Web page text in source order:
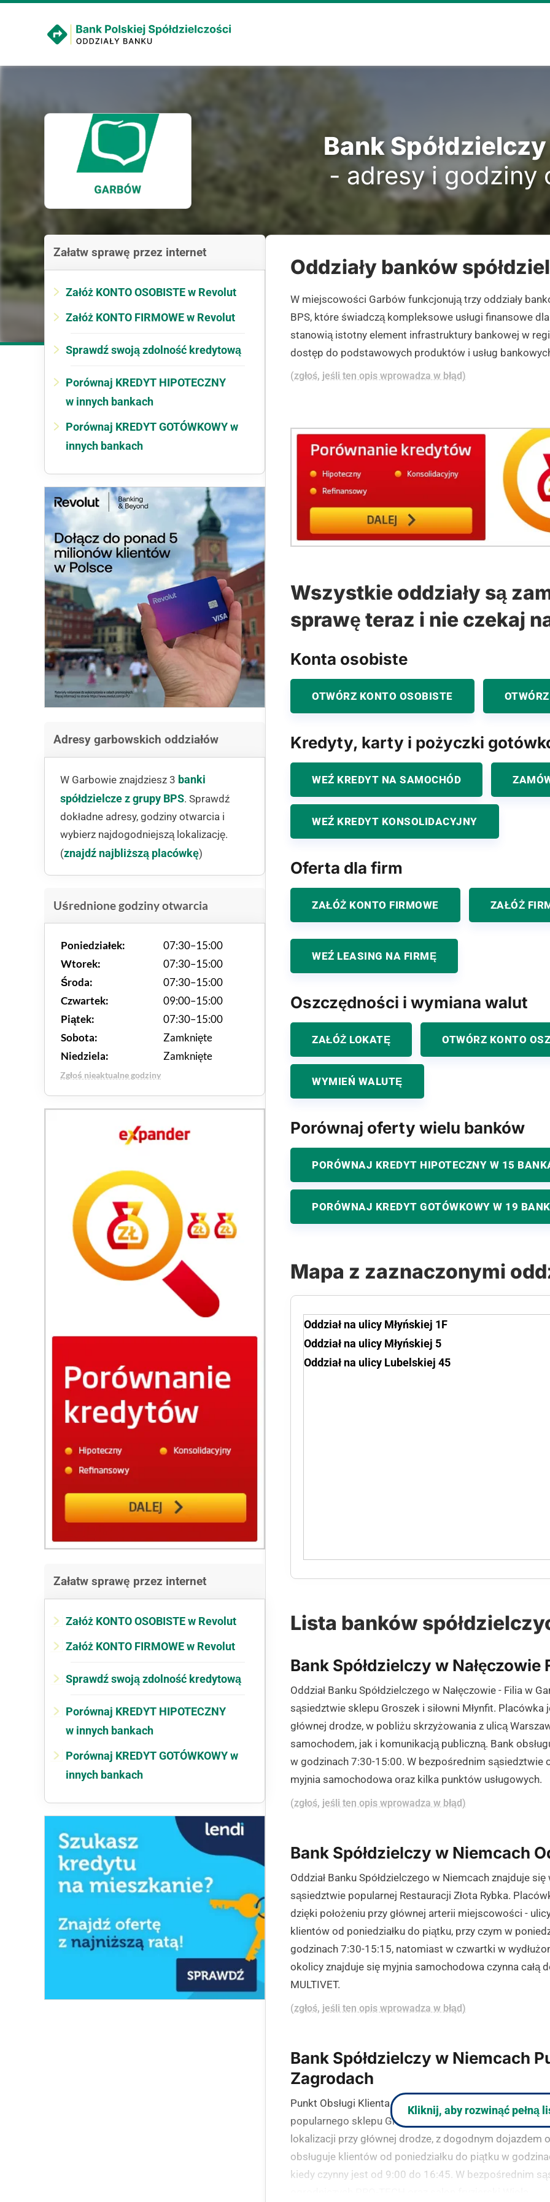
Bank
- adresy i godziny
Załatw sprawę przez internet
Załóż KONTO OSOBISTE w Revolut
Załóż KONTO FIRMOWE w Revolut
Sprawdź swoją zdolność kredytową
Porównaj KREDYT HIPOTECZNY
w innych bankach
Porównaj KREDYT GOTÓWKOWY w
innych bankach
Adresy garbowskich oddziałów
W Garbowie znajdziesz 3 banki
spółdzielcze z grupy BPS. Sprawdź
dokładne adresy, godziny otwarcia i
wybierz najdogodniejszą lokalizację.
(znajdź najbliższą placówkę)
Uśrednione godziny otwarcia
Poniedziałek:
07:30–15:00
Wtorek:
07:30–15:00
Środa:
07:30–15:00
Czwartek:
09:00–15:00
Piątek:
07:30–15:00
Sobota:
Zamknięte
Niedziela:
Zamknięte
Zgłoś nieaktualne godziny
Załatw sprawę przez internet
Załóż KONTO OSOBISTE w Revolut
Załóż KONTO FIRMOWE w Revolut
Sprawdź swoją zdolność kredytową
Porównaj KREDYT HIPOTECZNY
w innych bankach
Porównaj KREDYT GOTÓWKOWY w
innych bankach
Oddziały banków
W miejscowości Garbów funkcjonują trzy oddziały
BPS, które świadczą kompleksowe usługi finansowe
stanowią istotny element infrastruktury bankowej w
dostęp do podstawowych produktów i usług
(zgłoś, jeśli ten opis wprowadza w błąd)
Wszystkie oddziały są
sprawę teraz i nie czekaj
Konta osobiste
OTWÓRZ KONTO OSOBISTE
Kredyty, karty i pożyczki
WEŹ KREDYT NA SAMOCHÓD
WEŹ KREDYT KONSOLIDACYJNY
Oferta dla firm
ZAŁÓŻ KONTO FIRMOWE ZAŁÓŻ
WEŹ LEASING NA FIRMĘ
Oszczędności i wymiana walut
ZAŁÓŻ LOKATĘ OTWÓRZ KONTO
WYMIEŃ WALUTĘ
Porównaj oferty wielu banków
PORÓWNAJ KREDYT HIPOTECZNY W 15
PORÓWNAJ KREDYT GOTÓWKOWY W 19
Mapa z zaznaczonymi
Oddział na ulicy Młyńskiej 1F
Oddział na ulicy Młyńskiej 5
Oddział na ulicy Lubelskiej 45
Lista banków
Bank Spółdzielczy w
Oddział Banku Spółdzielczego w Nałęczowie - Filia w
sąsiedztwie sklepu Groszek i siłowni Młynfit.
głównej drodze, w pobliżu skrzyżowania z ulicą
samochodem, jak i komunikacją publiczną. Bank
w godzinach 7:30-15:00. W bezpośrednim sąsiedztwie
myjnia samochodowa oraz kilka punktów usługowych.
(zgłoś, jeśli ten opis wprowadza w błąd)
Bank Spółdzielczy w Niemcach
Oddział Banku Spółdzielczego w Niemcach znajduje
sąsiedztwie popularnej Restauracji Złota Rybka.
dzięki położeniu przy głównej arterii miejscowości -
klientów od poniedziałku do piątku, przy czym w
godzinach 7:30-15:15, natomiast w czwartki w
okolicy znajduje się myjnia samochodowa czynna całą
MULTIVET.
(zgłoś, jeśli ten opis wprowadza w błąd)
Bank Spółdzielczy w Niemcach
Zagrodach
Punkt Obsługi Klienta BS w Niemcach znajduje się
popularnego sklepu Groszek i lokalu Kebab Center.
lokalizacji przy głównej drodze, z dogodnym dojazdem
obsługuje klientów od poniedziałku do piątku w
kiedy czynny jest od 9:00 do 16:45. W bezpośrednim
Kliknij, aby rozwinąć pełną